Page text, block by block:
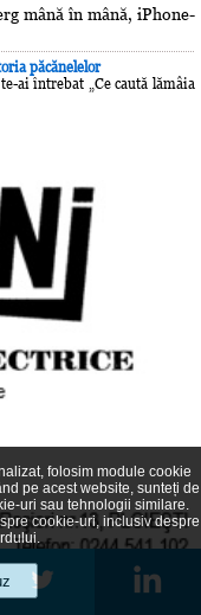
mână în mână, iPhone-
păcănelelor
ai întrebat „Ce caută lămâia
folosim module cookie
pe acest website, sunteți de
uri sau tehnologii similare.
cookie-uri, inclusiv despre